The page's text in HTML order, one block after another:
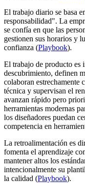
El trabajo diario se basa
responsabilidad". La
se confía en que las
gestionen sus horarios y
confianza (Playbook).
El trabajo de producto es
descubrimiento, definen
colaboran estrechamente
técnica y supervisan el
avanzan rápido pero
herramientas modernas
los diseñadores puedan
competencia en
La retroalimentación es
fomenta el aprendizaje
mantener altos los
intencionalmente su
la calidad (Playbook).